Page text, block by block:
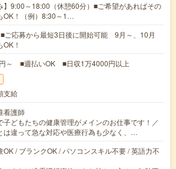
】9:00～18:00（休憩60分）■ご希望があればその
OK！（例）8:30～1…
応募から最短3日後に開始可能 9月～、10月
！
～ ■週払いOK ■日収1万4000円以上
支給
看護師
子どもたちの健康管理がメインのお仕事です！／
は違って急な対応や医療行為も少なく、…
OK / ブランクOK / パソコンスキル不要 / 英語力不